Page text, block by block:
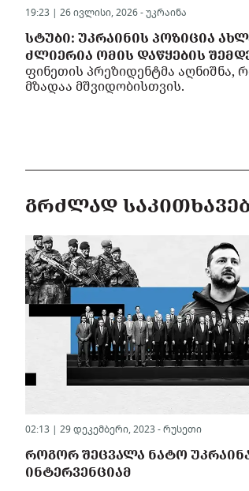
19:23 | 26 ივლისი, 2026 - უკრაინა
ᲡᲢᲣᲑᲘ: ᲣᲙᲠᲐᲘᲜᲘᲡ ᲞᲝᲖᲘᲪᲘᲐ
ᲫᲚᲘᲔᲠᲘᲐ ᲝᲛᲘᲡ ᲓᲐᲬᲧᲔᲑᲘᲡ
ფინეთის პრეზიდენტმა აღნიშნა,
მზადაა მშვიდობისთვის.
ᲒᲠᲫᲚᲐᲓ
02:13 | 29 დეკემბერი, 2023 - რუსეთი
ᲠᲝᲒᲝᲠ ᲨᲔᲪᲕᲐᲚᲐ ᲜᲐᲢᲝ
ᲘᲜᲢᲔᲠᲕᲔᲜᲪᲘᲐᲛ